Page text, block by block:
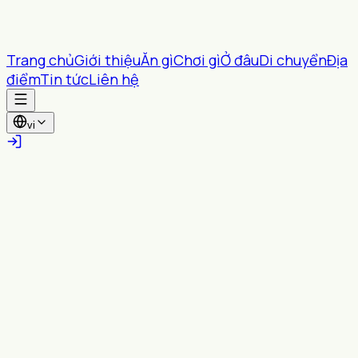
Trang chủGiới thiệuĂn gìChơi gìỞ đâuDi chuyểnĐịa
điểmTin tứcLiên hệ
vi